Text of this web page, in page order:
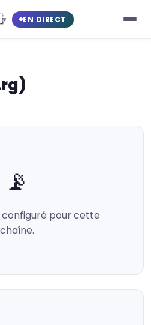
▾ EN DIRECT
📡
pour cette
chaîne.